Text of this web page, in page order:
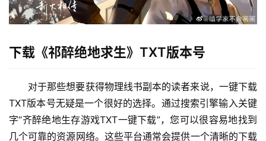
下载《祁醉绝地求生》TXT版本号
对于那些想要获得物理线书副本的读者来说，一键下载
TXT版本号无疑是一个很好的选择。通过搜索引擎输入关键
字“齐醉绝地生存游戏TXT一键下载”，您可以很容易地找到
几个可靠的资源网络。这些平台通常会提供一个清晰的下载